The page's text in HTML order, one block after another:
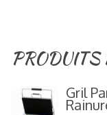
PRODUITS
Gril